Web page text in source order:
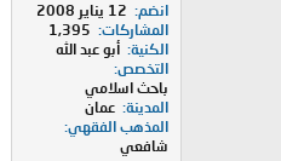
انضم
12 يناير 2008
المشاركات
1,395
الكنية أبو عبد الله
التخصص
باحث اسلامي
المدينة عمان
المذهب الفقهي
شافعي